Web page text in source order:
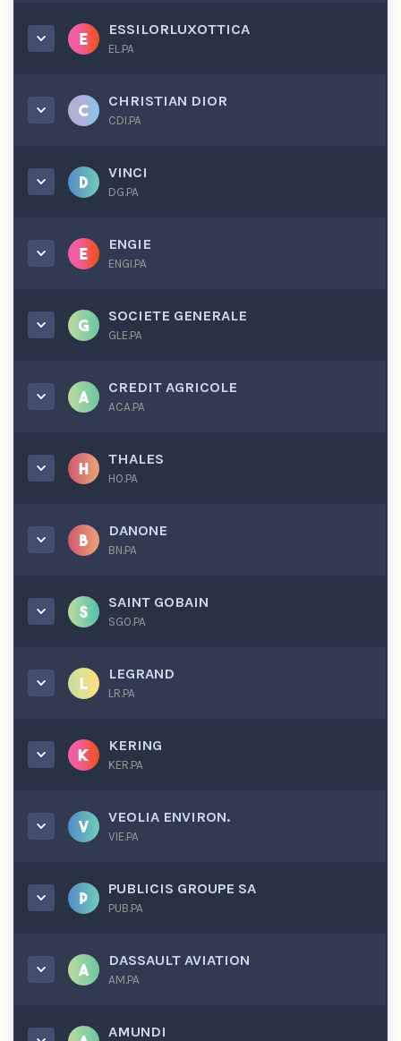
ESSILORLUXOTTICA
EL.PA
CHRISTIAN DIOR
CDI.PA
VINCI
DG.PA
ENGIE
ENGI.PA
SOCIETE GENERALE
GLE.PA
CREDIT AGRICOLE
ACA.PA
THALES
HO.PA
DANONE
BN.PA
SAINT GOBAIN
SGO.PA
LEGRAND
LR.PA
KERING
KER.PA
VEOLIA ENVIRON.
VIE.PA
PUBLICIS GROUPE SA
PUB.PA
DASSAULT AVIATION
AM.PA
AMUNDI